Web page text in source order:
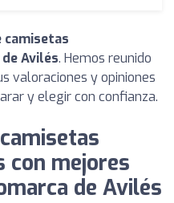
camisetas
Avilés. Hemos reunido
valoraciones y opiniones
y elegir con confianza.
con mejores
de Avilés